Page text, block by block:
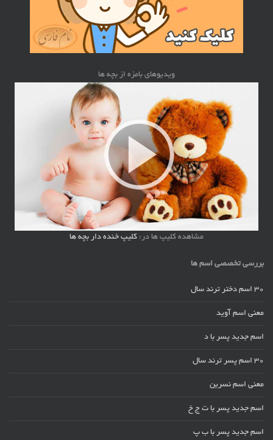
ویدیوهای بامزه از بچه ها
مشاهده کلیپ ها در: کلیپ خنده دار بچه ها
بررسی تخصصی اسم ها
30 اسم دختر ترند سال
معنی اسم آوید
اسم جدید پسر با د
30 اسم پسر ترند سال
معنی اسم نسرین
اسم جدید پسر با ت ج خ
اسم جدید پسر با ب پ